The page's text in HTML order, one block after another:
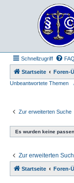
Schnellzugriff FAQ
Startseite
Foren-
Unbeantwortete Themen
Zur erweiterten Suche
Es wurden keine
Zur erweiterten
Startseite Foren-